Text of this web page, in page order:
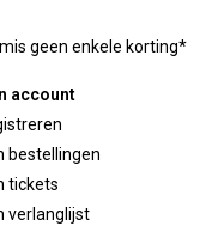
geen enkele korting*
account
bestellingen
tickets
verlanglijst